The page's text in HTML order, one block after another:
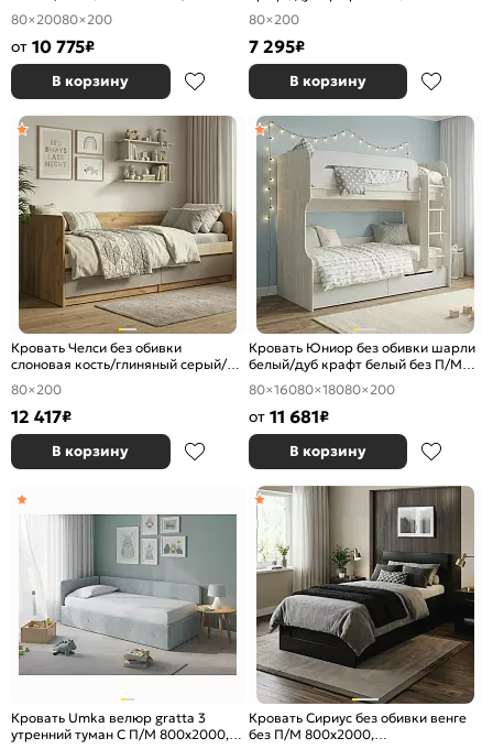
изголовье жесткое
80×20080×200
от 10 775₽
В корзину
800x2000, изголовье жесткое
80×200
7 295₽
В корзину
Кровать Челси без обивки
слоновая кость/глиняный серый/
дуб крафт без П/М 800x2000,
изголовье жесткое
80×200
12 417₽
В корзину
Кровать Юниор без обивки шарли
белый/дуб крафт белый без П/М
800x2000, изголовье жесткое
80×16080×18080×200
от 11 681₽
В корзину
Кровать Umka велюр gratta 3
утренний туман С П/М 800x2000,
Кровать Сириус без обивки венге
без П/М 800x2000,